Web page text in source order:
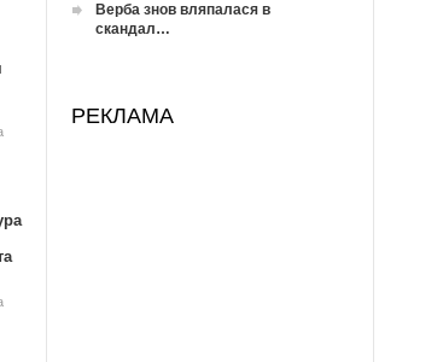
Верба знов вляпалася в
скандал…
РЕКЛАМА